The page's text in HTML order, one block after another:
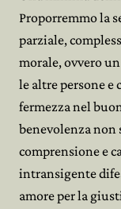
Proporremmo la
parziale,
morale, ovvero
le altre persone e
fermezza nel
benevolenza non
comprensione e
intransigente
amore per la